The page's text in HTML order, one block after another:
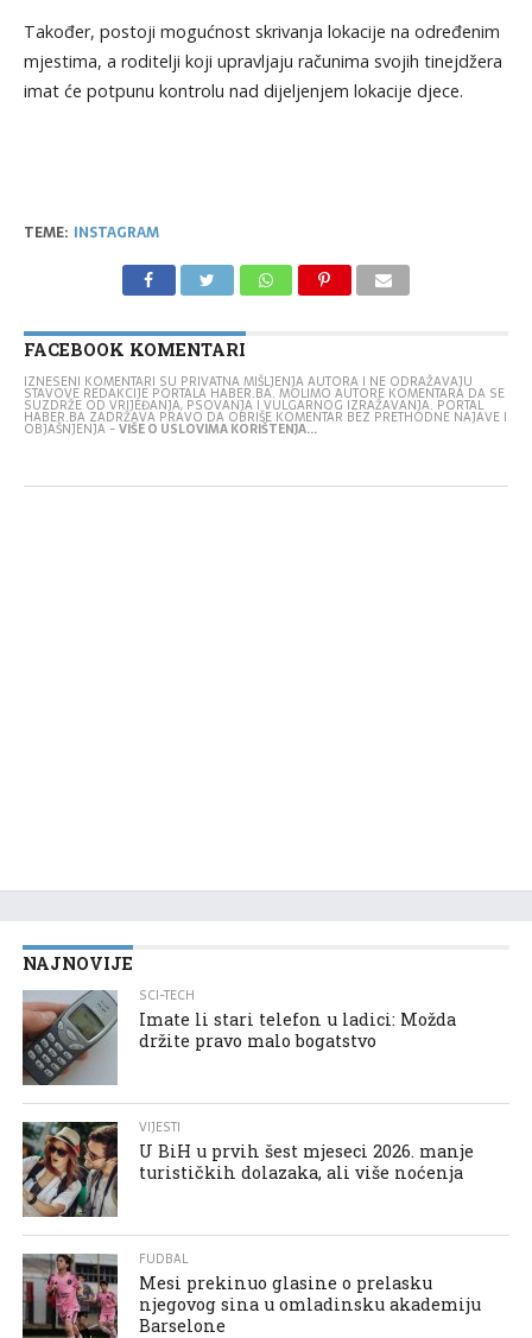
Također, postoji mogućnost skrivanja lokacije na određenim
mjestima, a roditelji koji upravljaju računima svojih tinejdžera
imat će potpunu kontrolu nad dijeljenjem lokacije djece.
TEME: INSTAGRAM
FACEBOOK KOMENTARI
IZNESENI KOMENTARI SU PRIVATNA MIŠLJENJA AUTORA I NE ODRAŽAVAJU
STAVOVE REDAKCIJE PORTALA HABER.BA. MOLIMO AUTORE KOMENTARA DA SE
SUZDRŽE OD VRIJEĐANJA, PSOVANJA I VULGARNOG IZRAŽAVANJA. PORTAL
HABER.BA ZADRŽAVA PRAVO DA OBRIŠE KOMENTAR BEZ PRETHODNE NAJAVE I
OBJAŠNJENJA -VIŠE O USLOVIMA KORIŠTENJA...
NAJNOVIJE
SCI-TECH
Imate li stari telefon u ladici: Možda
držite pravo malo bogatstvo
VIJESTI
U BiH u prvih šest mjeseci 2026. manje
turističkih dolazaka, ali više noćenja
FUDBAL
Mesi prekinuo glasine o prelasku
njegovog sina u omladinsku akademiju
Barselone